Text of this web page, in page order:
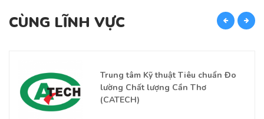
CÙNG LĨNH VỰC
Trung tâm Kỹ thuật Tiêu chuẩn Đo
lường Chất lượng Cần Thơ
(CATECH)